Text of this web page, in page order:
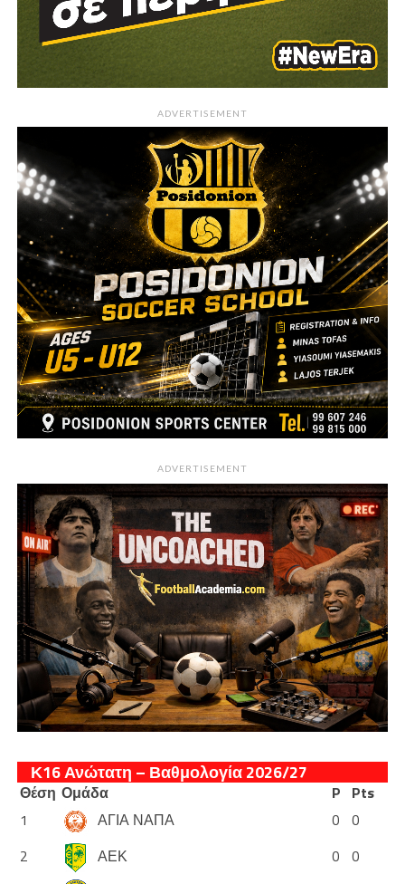
ADVERTISEMENT
ADVERTISEMENT
Κ16 Ανώτατη – Βαθμολογία 2026/27
Θέση Ομάδα P Pts
1
ΑΓΙΑ ΝΑΠΑ 0 0
2
ΑΕΚ 0 0